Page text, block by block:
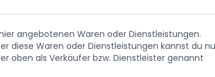
angebotenen Waren oder Dienstleistungen.
diese Waren oder Dienstleistungen kannst du
oben als Verkäufer bzw. Dienstleister genannt